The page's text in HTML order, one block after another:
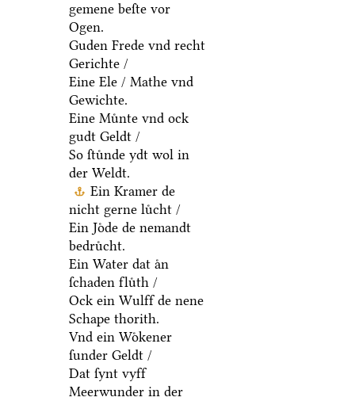
gemene beſte vor
Ogen.
Guden Frede vnd recht
Gerichte /
Eine Ele / Mathe vnd
Gewichte.
Eine Muͤnte vnd ock
gudt Geldt /
So ſtuͤnde ydt wol in
der Weldt.
Ein Kramer de
nicht gerne luͤcht /
Ein Joͤde de nemandt
bedruͤcht.
Ein Water dat aͤn
ſchaden fluͤth /
Ock ein Wulff de nene
Schape thorith.
Vnd ein Woͤkener
ſunder Geldt /
Dat ſynt vyff
Meerwunder in der